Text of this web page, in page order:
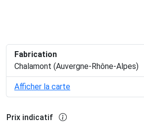
Fabrication
Chalamont (Auvergne-Rhône-Alpes)
Afficher la carte
Prix indicatif